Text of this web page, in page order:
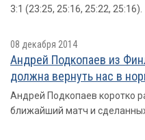
3:1 (23:25, 25:16, 25:22, 25:16).
08 декабря 2014
Андрей Подкопаев из
должна вернуть нас в
Андрей Подкопаев коротко
ближайший матч и